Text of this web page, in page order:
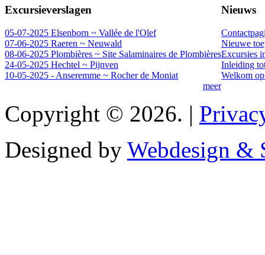
Excursieverslagen
05-07-2025 Elsenborn ~ Vallée de l'Olef
07-06-2025 Raeren ~ Neuwald
08-06-2025 Plombières ~ Site Salaminaires de Plombières
24-05-2025 Hechtel ~ Pijnven
10-05-2025 - Anseremme ~ Rocher de Moniat
meer
Nieuws
Nieuwe
Excursies
Inleiding
Welkom
Copyright © 2026. |
Designed by Webdesign &